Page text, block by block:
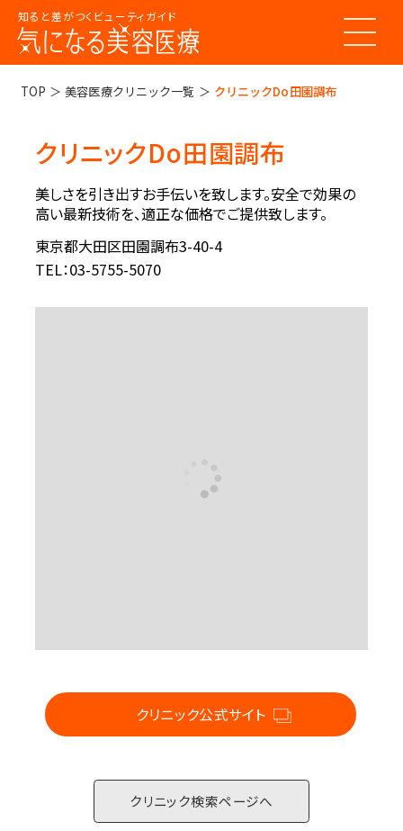
知ると差がつくビューティガイド
トップページ
美容医療ってなんだろう？
美容医療の基本情報
美容医療のスケジュール
美容医療キーワード辞典
美容医療まるわかりコラム
お悩みからコラムをさがす
コラム一覧
美容医療クリニック紹介
TOP 美容医療クリニック一覧 クリニックDo田園調布
クリニックDo田園調布
美しさを引き出すお手伝いを致します。安全で効果の
高い最新技術を、適正な価格でご提供致します。
東京都大田区田園調布3-40-4
TEL：03-5755-5070
クリニック公式サイト
クリニック検索ページへ